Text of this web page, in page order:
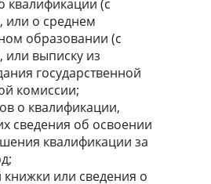
квалификации (с
о среднем
образовании (с
выписку из
государственной
комиссии;
о квалификации,
сведения об освоении
квалификации за
или сведения о